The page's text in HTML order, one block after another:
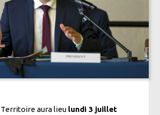
Territoire aura lieu lundi 3 juillet